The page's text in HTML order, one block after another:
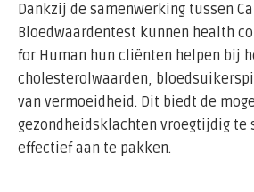
Dankzij de samenwerking tussen
Bloedwaardentest kunnen health
for Human hun cliënten helpen bij
cholesterolwaarden,
van vermoeidheid. Dit biedt de
gezondheidsklachten vroegtijdig te
effectief aan te pakken.